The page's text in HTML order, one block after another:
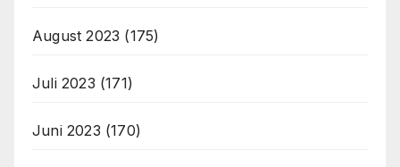
August 2023 (175)
Juli 2023 (171)
Juni 2023 (170)